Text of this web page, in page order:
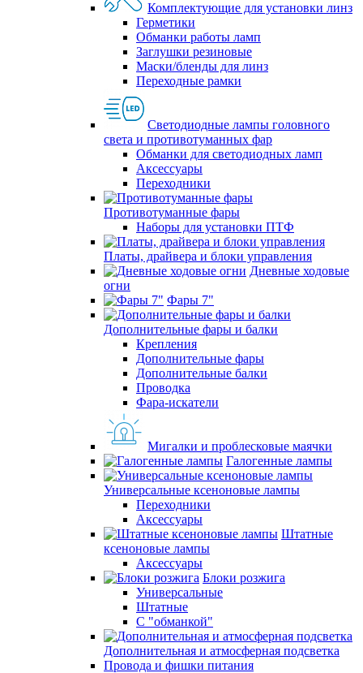
Комплектующие для установки линз
Герметики
Обманки работы ламп
Заглушки резиновые
Маски/бленды для линз
Переходные рамки
Светодиодные лампы головного
света и противотуманных фар
Обманки для светодиодных ламп
Аксессуары
Переходники
Противотуманные фары
Наборы для установки ПТФ
Платы, драйвера и блоки управления
Дневные ходовые
огни
Фары 7"
Дополнительные фары и балки
Крепления
Дополнительные фары
Дополнительные балки
Проводка
Фара-искатели
Мигалки и проблесковые маячки
Галогенные лампы
Универсальные ксеноновые лампы
Переходники
Аксессуары
Штатные
ксеноновые лампы
Аксессуары
Блоки розжига
Универсальные
Штатные
С "обманкой"
Дополнительная и атмосферная подсветка
Провода и фишки питания